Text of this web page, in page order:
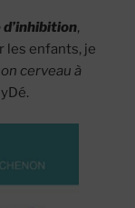
,
les enfants, je
cerveau à